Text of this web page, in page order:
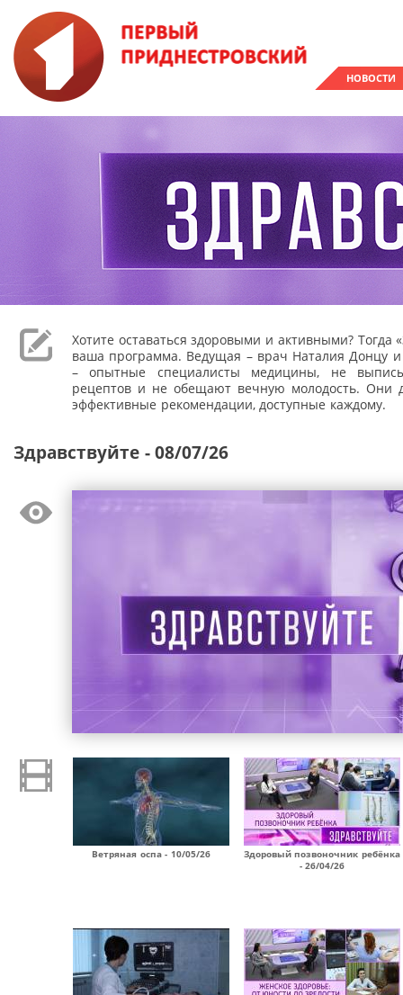
НОВОСТИ
Хотите оставаться здоровыми и активными? Тогда
ваша программа. Ведущая – врач Наталия Донцу и
– опытные специалисты медицины, не
рецептов и не обещают вечную молодость. Они
эффективные рекомендации, доступные каждому.
Здравствуйте - 08/07/26
Ветряная оспа - 10/05/26
Здоровый позвоночник ребёнка
- 26/04/26